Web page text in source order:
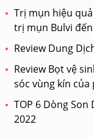
Trị mụn hiệu
trị mụn Bulvi
Review Dung
Review Bọt vệ
sóc vùng kín
TOP 6 Dòng
2022